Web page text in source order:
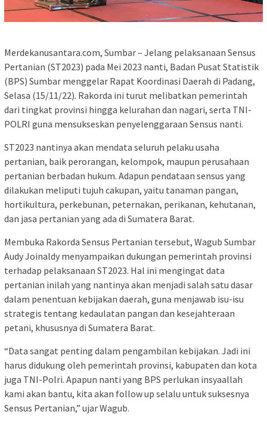
Merdekanusantara.com, Sumbar – Jelang pelaksanaan Sensus
Pertanian (ST2023) pada Mei 2023 nanti, Badan Pusat Statistik
(BPS) Sumbar menggelar Rapat Koordinasi Daerah di Padang,
Selasa (15/11/22). Rakorda ini turut melibatkan pemerintah
dari tingkat provinsi hingga kelurahan dan nagari, serta TNI-
POLRI guna mensukseskan penyelenggaraan Sensus nanti.
ST2023 nantinya akan mendata seluruh pelaku usaha
pertanian, baik perorangan, kelompok, maupun perusahaan
pertanian berbadan hukum. Adapun pendataan sensus yang
dilakukan meliputi tujuh cakupan, yaitu tanaman pangan,
hortikultura, perkebunan, peternakan, perikanan, kehutanan,
dan jasa pertanian yang ada di Sumatera Barat.
Membuka Rakorda Sensus Pertanian tersebut, Wagub Sumbar
Audy Joinaldy menyampaikan dukungan pemerintah provinsi
terhadap pelaksanaan ST2023. Hal ini mengingat data
pertanian inilah yang nantinya akan menjadi salah satu dasar
dalam penentuan kebijakan daerah, guna menjawab isu-isu
strategis tentang kedaulatan pangan dan kesejahteraan
petani, khususnya di Sumatera Barat.
“Data sangat penting dalam pengambilan kebijakan. Jadi ini
harus didukung oleh pemerintah provinsi, kabupaten dan kota
juga TNI-Polri. Apapun nanti yang BPS perlukan insyaallah
kami akan bantu, kita akan follow up selalu untuk suksesnya
Sensus Pertanian,” ujar Wagub.